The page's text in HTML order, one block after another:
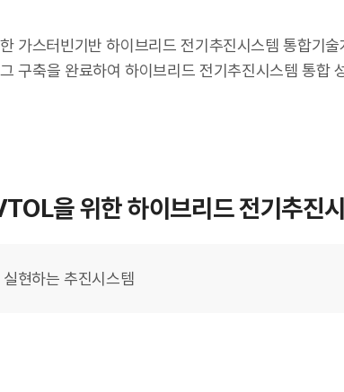
스터빈기반 하이브리드 전기추진시스템 통합기
구축을 완료하여 하이브리드 전기추진시스템 통합
을 위한 하이브리드 전기추진
현하는 추진시스템